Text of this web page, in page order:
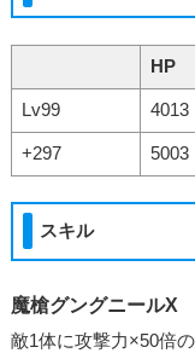
HP
Lv99 4013
+297 5003
スキル
魔槍グングニール
敵1体に攻撃力×50倍